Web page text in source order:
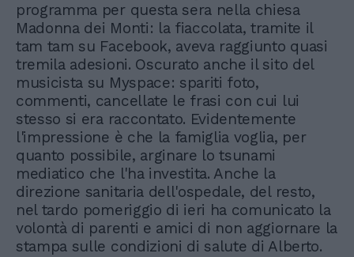
programma per questa sera nella chiesa
Madonna dei Monti: la fiaccolata, tramite il
tam tam su Facebook, aveva raggiunto quasi
tremila adesioni. Oscurato anche il sito del
musicista su Myspace: spariti foto,
commenti, cancellate le frasi con cui lui
stesso si era raccontato. Evidentemente
l'impressione è che la famiglia voglia, per
quanto possibile, arginare lo tsunami
mediatico che l'ha investita. Anche la
direzione sanitaria dell'ospedale, del resto,
nel tardo pomeriggio di ieri ha comunicato la
volontà di parenti e amici di non aggiornare la
stampa sulle condizioni di salute di Alberto.